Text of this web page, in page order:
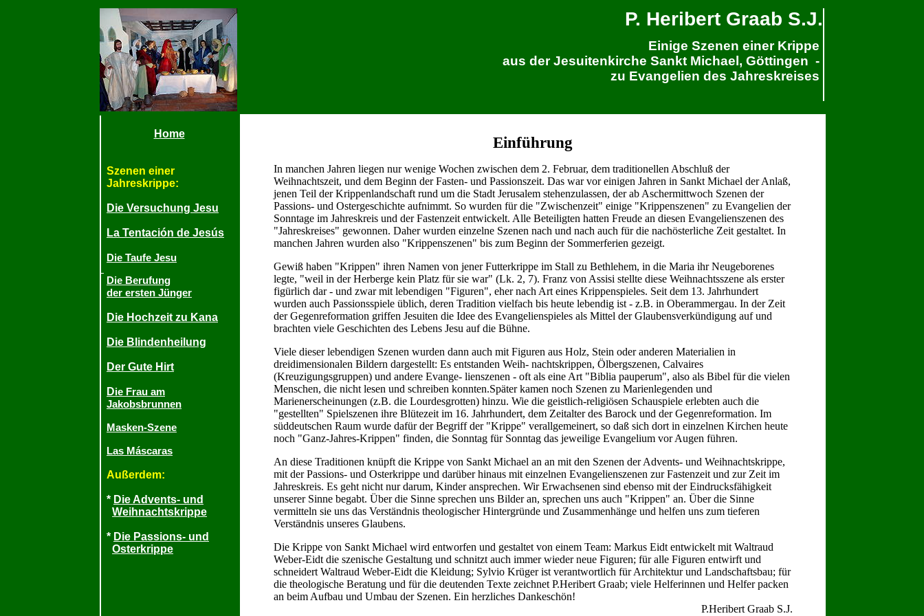
P. Heribert Graab S.J.
Einige Szenen einer Krippe
aus der Jesuitenkirche Sankt Michael, Göttingen -
zu Evangelien des Jahreskreises
Home
Szenen einer
Jahreskrippe:
Die Versuchung Jesu
La Tentación de Jesús
Die Taufe Jesu
Die Berufung
der ersten Jünger
Die Hochzeit zu Kana
Die Blindenheilung
Der Gute Hirt
Die Frau am
Jakobsbrunnen
Masken-Szene
Las Máscaras
Außerdem:
* Die Advents- und
Weihnachtskrippe
* Die Passions- und
Osterkrippe
Einführung
In manchen Jahren liegen nur wenige Wochen zwischen dem 2. Februar, dem traditionellen Abschluß der
Weihnachtszeit, und dem Beginn der Fasten- und Passionszeit. Das war vor einigen Jahren in Sankt Michael der Anlaß,
jenen Teil der Krippenlandschaft rund um die Stadt Jerusalem stehenzulassen, der ab Aschermittwoch Szenen der
Passions- und Ostergeschichte aufnimmt. So wurden für die "Zwischenzeit" einige "Krippenszenen" zu Evangelien der
Sonntage im Jahreskreis und der Fastenzeit entwickelt. Alle Beteiligten hatten Freude an diesen Evangelienszenen des
"Jahreskreises" gewonnen. Daher wurden einzelne Szenen nach und nach auch für die nachösterliche Zeit gestaltet. In
manchen Jahren wurden also "Krippenszenen" bis zum Beginn der Sommerferien gezeigt.
Gewiß haben "Krippen" ihren Namen von jener Futterkrippe im Stall zu Bethlehem, in die Maria ihr Neugeborenes
legte, "weil in der Herberge kein Platz für sie war" (Lk. 2, 7). Franz von Assisi stellte diese Weihnachtsszene als erster
figürlich dar - und zwar mit lebendigen "Figuren", eher nach Art eines Krippenspieles. Seit dem 13. Jahrhundert
wurden auch Passionsspiele üblich, deren Tradition vielfach bis heute lebendig ist - z.B. in Oberammergau. In der Zeit
der Gegenreformation griffen Jesuiten die Idee des Evangelienspieles als Mittel der Glaubensverkündigung auf und
brachten viele Geschichten des Lebens Jesu auf die Bühne.
Viele dieser lebendigen Szenen wurden dann auch mit Figuren aus Holz, Stein oder anderen Materialien in
dreidimensionalen Bildern dargestellt: Es entstanden Weih- nachtskrippen, Ölbergszenen, Calvaires
(Kreuzigungsgruppen) und andere Evange- lienszenen - oft als eine Art "Biblia pauperum", also als Bibel für die vielen
Menschen, die nicht lesen und schreiben konnten.Später kamen noch Szenen zu Marienlegenden und
Marienerscheinungen (z.B. die Lourdesgrotten) hinzu. Wie die geistlich-religiösen Schauspiele erlebten auch die
"gestellten" Spielszenen ihre Blütezeit im 16. Jahrhundert, dem Zeitalter des Barock und der Gegenreformation. Im
süddeutschen Raum wurde dafür der Begriff der "Krippe" verallgemeinert, so daß sich dort in einzelnen Kirchen heute
noch "Ganz-Jahres-Krippen" finden, die Sonntag für Sonntag das jeweilige Evangelium vor Augen führen.
An diese Traditionen knüpft die Krippe von Sankt Michael an an mit den Szenen der Advents- und Weihnachtskrippe,
mit der Passions- und Osterkrippe und darüber hinaus mit einzelnen Evangelienszenen zur Fastenzeit und zur Zeit im
Jahreskreis. Es geht nicht nur darum, Kinder ansprechen. Wir Erwachsenen sind ebenso mit der Eindrucksfähigkeit
unserer Sinne begabt. Über die Sinne sprechen uns Bilder an, sprechen uns auch "Krippen" an. Über die Sinne
vermitteln sie uns das Verständnis theologischer Hintergründe und Zusammenhänge und helfen uns zum tieferen
Verständnis unseres Glaubens.
Die Krippe von Sankt Michael wird entworfen und gestaltet von einem Team: Markus Eidt entwickelt mit Waltraud
Weber-Eidt die szenische Gestaltung und schnitzt auch immer wieder neue Figuren; für alle Figuren entwirft und
schneidert Waltraud Weber-Eidt die Kleidung; Sylvio Krüger ist verantwortlich für Architektur und Landschaftsbau; für
die theologische Beratung und für die deutenden Texte zeichnet P.Heribert Graab; viele Helferinnen und Helfer packen
an beim Aufbau und Umbau der Szenen. Ein herzliches Dankeschön!
P.Heribert Graab S.J.